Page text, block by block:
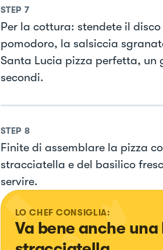
STEP 7
Per la cottura: stendete il
pomodoro, la salsiccia
Santa Lucia pizza perfetta, un
secondi.
STEP 8
Finite di assemblare la pizza
stracciatella e del basilico
servire.
LO CHEF CONSIGLIA:
Va bene anche